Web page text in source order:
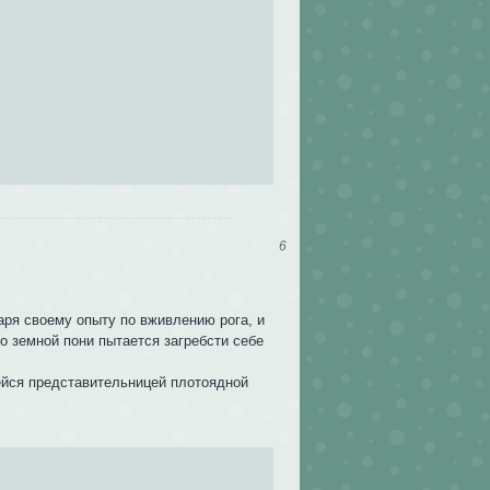
6
своему опыту по вживлению рога, и
пони пытается загребсти себе
представительницей плотоядной